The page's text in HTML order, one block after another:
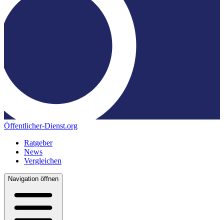
Öffentlicher-Dienst.org
Ratgeber
News
Vergleichen
Navigation öffnen